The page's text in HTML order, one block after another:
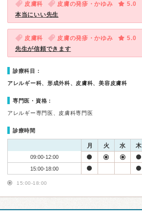
皮膚科 皮膚の発疹・かゆみ
5.0
本当にいい先生
皮膚科 皮膚の発疹・かゆみ
5.0
先生が信頼できます
診療科目：
アレルギー科、形成外科、皮膚科、美容皮膚科
専門医・資格：
アレルギー専門医、皮膚科専門医
診療時間
月 火 水 木
09:00-12:00
15:00-18:00
15:00-18:00